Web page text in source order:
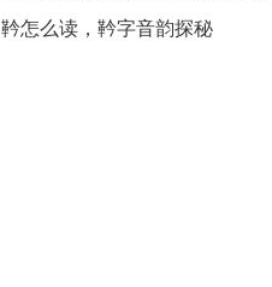
靲怎么读，靲字音韵探秘